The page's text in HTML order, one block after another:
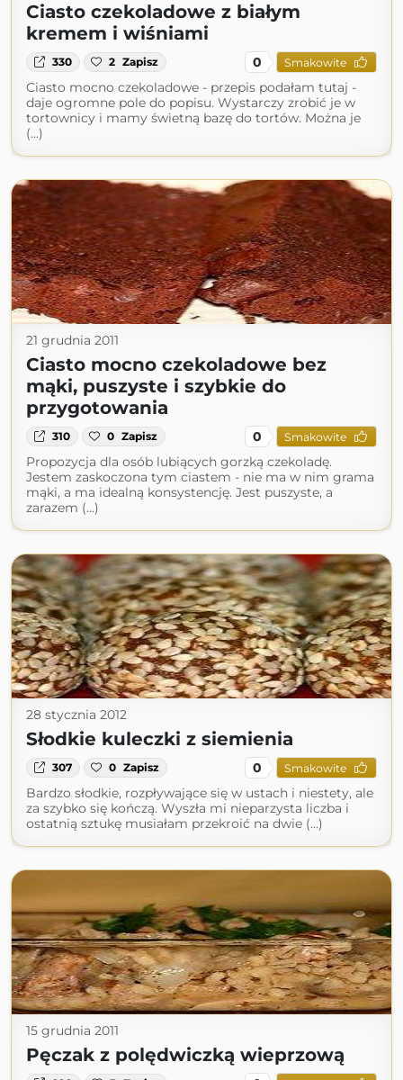
Ciasto czekoladowe z białym
kremem i wiśniami
330 2 Zapisz 0 Smakowite
Ciasto mocno czekoladowe - przepis podałam tutaj -
daje ogromne pole do popisu. Wystarczy zrobić je w
tortownicy i mamy świetną bazę do tortów. Można je
(...)
21 grudnia 2011
Ciasto mocno czekoladowe bez
mąki, puszyste i szybkie do
przygotowania
310 0 Zapisz 0 Smakowite
Propozycja dla osób lubiących gorzką czekoladę.
Jestem zaskoczona tym ciastem - nie ma w nim grama
mąki, a ma idealną konsystencję. Jest puszyste, a
zarazem (...)
28 stycznia 2012
Słodkie kuleczki z siemienia
307 0 Zapisz 0 Smakowite
Bardzo słodkie, rozpływające się w ustach i niestety, ale
za szybko się kończą. Wyszła mi nieparzysta liczba i
ostatnią sztukę musiałam przekroić na dwie (...)
15 grudnia 2011
Pęczak z polędwiczką wieprzową